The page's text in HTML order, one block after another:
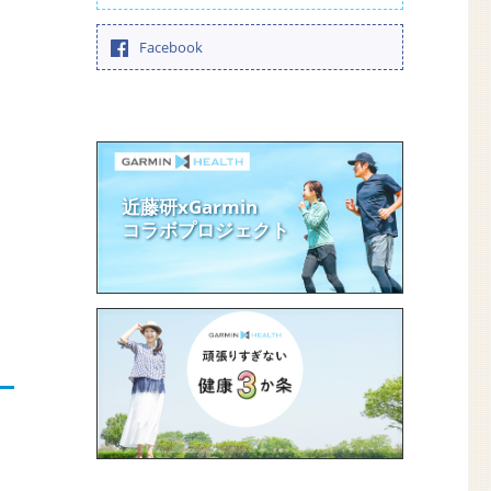
Facebook
近藤研xGarmin
コラボプロジェクト